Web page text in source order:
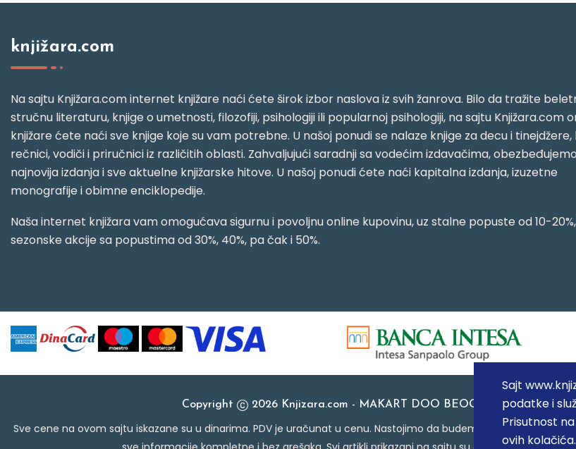
Sajt
podatke i
Prisutnost
ovih kolačića.
knjižara.com
Na sajtu Knjižara.com internet knjižare naći ćete širok izbor naslova iz svih žanrova. Bilo da tražite
stručnu literaturu, knjige o umetnosti, filozofiji, psihologiji ili popularnoj psihologiji, na sajtu Knjižara.com
knjižare ćete naći sve knjige koje su vam potrebne. U našoj ponudi se nalaze knjige za decu i tinejdžere,
rečnici, vodiči i priručnici iz različitih oblasti. Zahvaljujući saradnji sa vodećim izdavačima,
najnovija izdanja i sve aktuelne knjižarske hitove. U našoj ponudi ćete naći kapitalna izdanja, izuzetne
monografije i obimne enciklopedije.
Naša internet knjižara vam omogućava sigurnu i povoljnu online kupovinu, uz stalne popuste od 10-
sezonske akcije sa popustima od 30%, 40%, pa čak i 50%.
Copyright 2026 Knjizara.com - MAKART DOO BEOGRAD (NOVI
Sve cene na ovom sajtu iskazane su u dinarima. PDV je uračunat u cenu. Nastojimo da budemo što precizniji u